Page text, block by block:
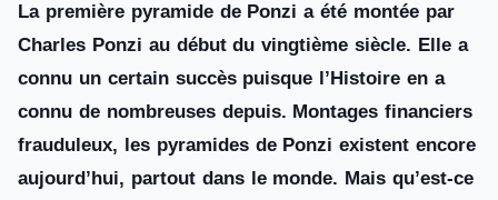
La première pyramide de Ponzi a été montée par
Charles Ponzi au début du vingtième siècle. Elle a
connu un certain succès puisque l’Histoire en a
connu de nombreuses depuis. Montages financiers
frauduleux, les pyramides de Ponzi existent encore
aujourd’hui, partout dans le monde. Mais qu’est-ce